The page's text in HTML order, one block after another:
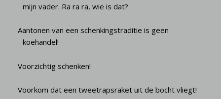
mijn vader. Ra ra ra, wie is dat?
Aantonen van een schenkingstraditie is geen
koehandel!
Voorzichtig schenken!
Voorkom dat een tweetrapsraket uit de bocht vliegt!